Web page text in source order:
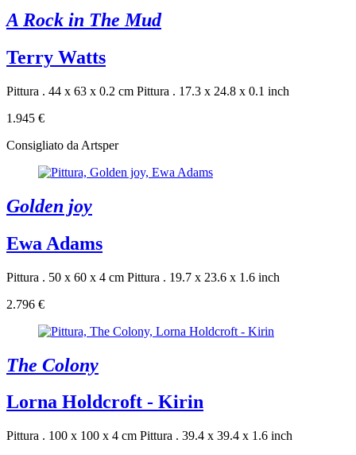
A Rock in The Mud
Terry Watts
Pittura . 44 x 63 x 0.2 cm Pittura . 17.3 x 24.8 x 0.1 inch
1.945 €
Consigliato da Artsper
Golden joy
Ewa Adams
Pittura . 50 x 60 x 4 cm Pittura . 19.7 x 23.6 x 1.6 inch
2.796 €
The Colony
Lorna Holdcroft - Kirin
Pittura . 100 x 100 x 4 cm Pittura . 39.4 x 39.4 x 1.6 inch